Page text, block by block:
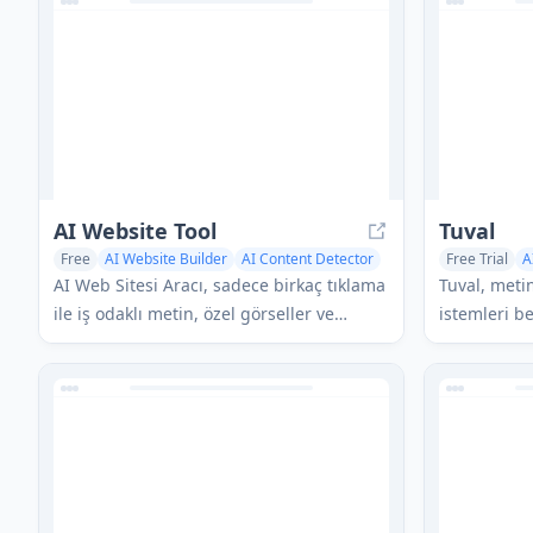
AI Website Tool
Free AI Website Builder
AI Content Detector
AI Photo & Image Generator
AI Web Sitesi Aracı, sadece birkaç tıklama
ile iş odaklı metin, özel görseller ve
duyarlı tasarımlar otomatik olarak
oluşturan yapay zeka destekli bir web
Tuval
Free Trial
AI Photo &
AI
Tuval,
istemleri
ve dijital